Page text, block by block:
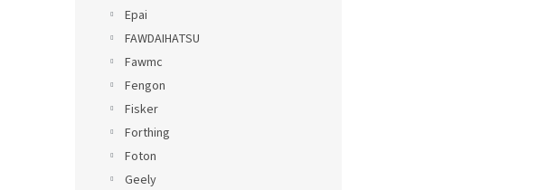
Epai
FAWDAIHATSU
Fawmc
Fengon
Fisker
Forthing
Foton
Geely